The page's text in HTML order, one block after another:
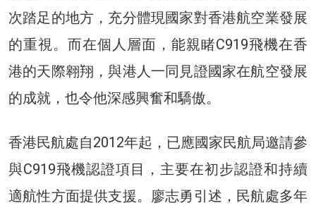
次踏足的地方，充分體現國家對香港航空業發展
的重視。而在個人層面，能親睹C919飛機在香
港的天際翱翔，與港人一同見證國家在航空發展
的成就，也令他深感興奮和驕傲。
香港民航處自2012年起，已應國家民航局邀請參
與C919飛機認證項目，主要在初步認證和持續
適航性方面提供支援。廖志勇引述，民航處多年